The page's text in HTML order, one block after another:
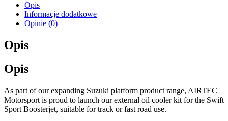
Opis
Informacje dodatkowe
Opinie (0)
Opis
Opis
As part of our expanding Suzuki platform product range, AIRTEC
Motorsport is proud to launch our external oil cooler kit for the Swift
Sport Boosterjet, suitable for track or fast road use.